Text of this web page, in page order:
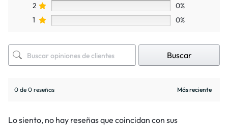
2
0%
1
0%
Buscar
0 de 0 reseñas
Lo siento, no hay reseñas que coincidan con sus